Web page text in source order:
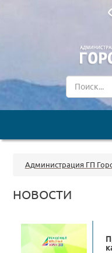
Администрация ГП
НОВОСТИ